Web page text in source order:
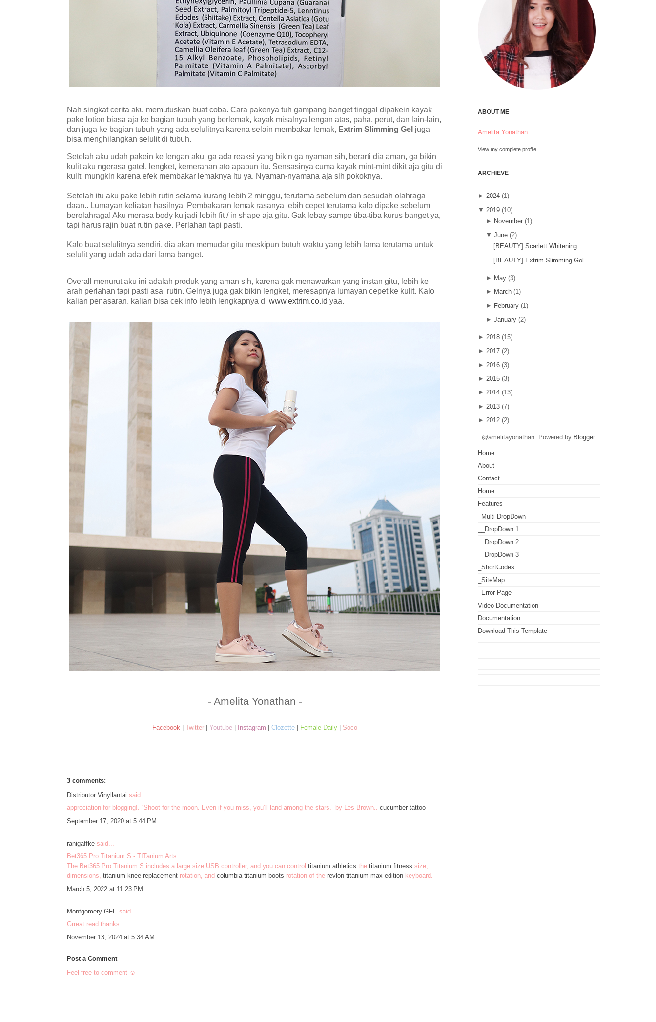
Nah singkat cerita aku memutuskan buat coba. Cara pakenya tuh gampang banget tinggal dipakein kayak
pake lotion biasa aja ke bagian tubuh yang berlemak, kayak misalnya lengan atas, paha, perut, dan lain-lain,
dan juga ke bagian tubuh yang ada selulitnya karena selain membakar lemak, Extrim Slimming Gel juga
bisa menghilangkan selulit di tubuh.
Setelah aku udah pakein ke lengan aku, ga ada reaksi yang bikin ga nyaman sih, berarti dia aman, ga bikin
kulit aku ngerasa gatel, lengket, kemerahan ato apapun itu. Sensasinya cuma kayak mint-mint dikit aja gitu di
kulit, mungkin karena efek membakar lemaknya itu ya. Nyaman-nyamana aja sih pokoknya.
Setelah itu aku pake lebih rutin selama kurang lebih 2 minggu, terutama sebelum dan sesudah olahraga
daan.. Lumayan keliatan hasilnya! Pembakaran lemak rasanya lebih cepet terutama kalo dipake sebelum
berolahraga! Aku merasa body ku jadi lebih fit / in shape aja gitu. Gak lebay sampe tiba-tiba kurus banget ya,
tapi harus rajin buat rutin pake. Perlahan tapi pasti.
Kalo buat selulitnya sendiri, dia akan memudar gitu meskipun butuh waktu yang lebih lama terutama untuk
selulit yang udah ada dari lama banget.
Overall menurut aku ini adalah produk yang aman sih, karena gak menawarkan yang instan gitu, lebih ke
arah perlahan tapi pasti asal rutin. Gelnya juga gak bikin lengket, meresapnya lumayan cepet ke kulit. Kalo
kalian penasaran, kalian bisa cek info lebih lengkapnya di www.extrim.co.id yaa.
- Amelita Yonathan -
Facebook Twitter Youtube Instagram Clozette Female Daily Soco
3 comments:
Distributor Vinyllantai said...
appreciation for blogging!. “Shoot for the moon. Even if you miss, you’ll land among the stars.” by Les Brown.. cucumber tattoo
September 17, 2020 at 5:44 PM
ranigaffke said...
Bet365 Pro Titanium S - TITanium Arts
The Bet365 Pro Titanium S includes a large size USB controller, and you can control titanium athletics the titanium fitness size,
dimensions, titanium knee replacement rotation, and columbia titanium boots rotation of the revlon titanium max edition keyboard.
March 5, 2022 at 11:23 PM
Montgomery GFE said...
Grreat read thanks
November 13, 2024 at 5:34 AM
Post a Comment
Feel free to comment ☺
ABOUT ME
Amelita Yonathan
View my complete profile
ARCHIEVE
► 2024 (1)
▼ 2019 (10)
► November (1)
▼ June (2)
[BEAUTY] Scarlett Whitening
[BEAUTY] Extrim Slimming Gel
► May (3)
► March (1)
► February (1)
► January (2)
► 2018 (15)
► 2017 (2)
► 2016 (3)
► 2015 (3)
► 2014 (13)
► 2013 (7)
► 2012 (2)
@amelitayonathan. Powered by Blogger.
Home
About
Contact
Home
Features
_Multi DropDown
__DropDown 1
__DropDown 2
__DropDown 3
_ShortCodes
_SiteMap
_Error Page
Video Documentation
Documentation
Download This Template